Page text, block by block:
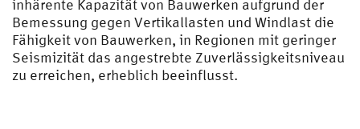
inhärente Kapazität von Bauwerken aufgrund der
Bemessung gegen Vertikallasten und Windlast die
Fähigkeit von Bauwerken, in Regionen mit geringer
Seismizität das angestrebte Zuverlässigkeitsniveau
zu erreichen, erheblich beeinflusst.